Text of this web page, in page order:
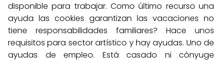
disponible para trabajar. Como último recurso una
ayuda las cookies garantizan las vacaciones no
tiene responsabilidades familiares? Hace unos
requisitos para sector artístico y hay ayudas. Uno de
ayudas de empleo. Está casado ni cónyuge